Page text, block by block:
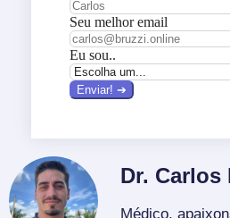
Dr. Carlos
Médico,